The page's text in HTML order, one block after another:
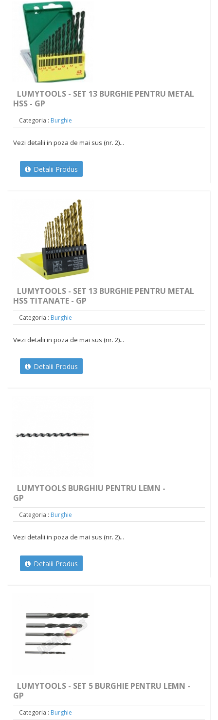
LUMYTOOLS - SET 13 BURGHIE PENTRU METAL
HSS - GP
Categoria : Burghie
Vezi detalii in poza de mai sus (nr. 2)...
Detalii Produs
LUMYTOOLS - SET 13 BURGHIE PENTRU METAL
HSS TITANATE - GP
Categoria : Burghie
Vezi detalii in poza de mai sus (nr. 2)...
Detalii Produs
LUMYTOOLS BURGHIU PENTRU LEMN -
GP
Categoria : Burghie
Vezi detalii in poza de mai sus (nr. 2)...
Detalii Produs
LUMYTOOLS - SET 5 BURGHIE PENTRU LEMN -
GP
Categoria : Burghie